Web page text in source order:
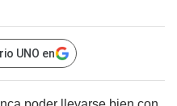
UNO en